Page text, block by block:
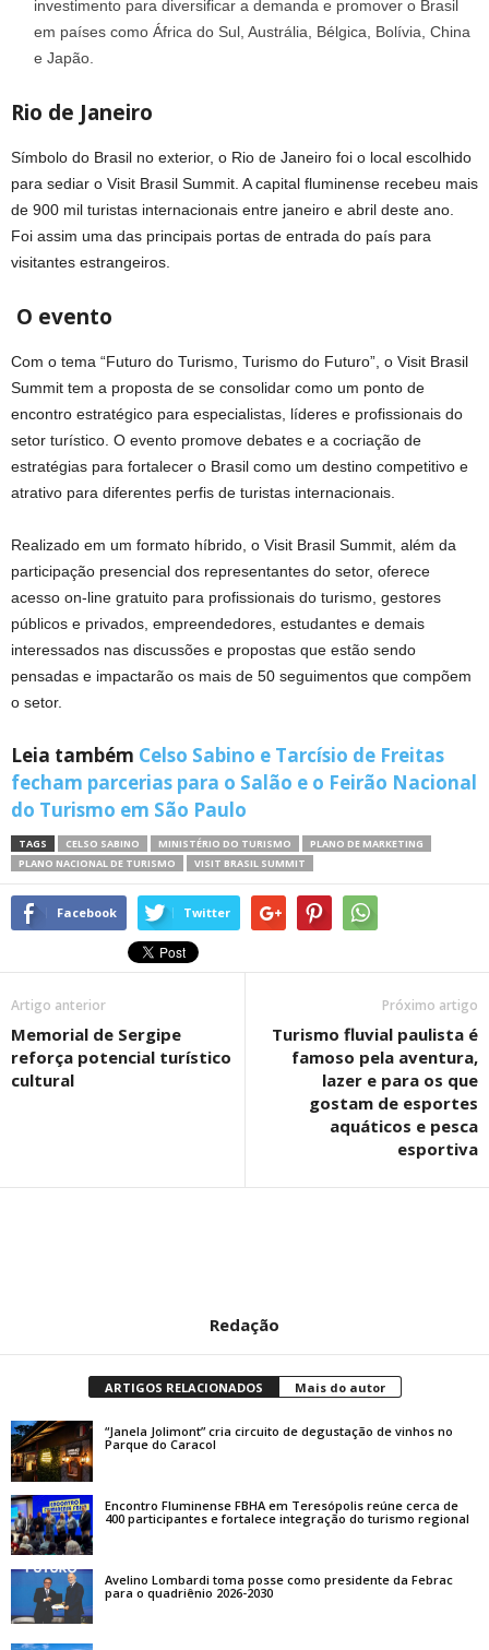
investimento para diversificar a demanda e promover o Brasil
em países como África do Sul, Austrália, Bélgica, Bolívia, China
e Japão.
Rio de Janeiro
Símbolo do Brasil no exterior, o Rio de Janeiro foi o local escolhido
para sediar o Visit Brasil Summit. A capital fluminense recebeu mais
de 900 mil turistas internacionais entre janeiro e abril deste ano.
Foi assim uma das principais portas de entrada do país para
visitantes estrangeiros.
O evento
Com o tema “Futuro do Turismo, Turismo do Futuro”, o Visit Brasil
Summit tem a proposta de se consolidar como um ponto de
encontro estratégico para especialistas, líderes e profissionais do
setor turístico. O evento promove debates e a cocriação de
estratégias para fortalecer o Brasil como um destino competitivo e
atrativo para diferentes perfis de turistas internacionais.
Realizado em um formato híbrido, o Visit Brasil Summit, além da
participação presencial dos representantes do setor, oferece
acesso on-line gratuito para profissionais do turismo, gestores
públicos e privados, empreendedores, estudantes e demais
interessados nas discussões e propostas que estão sendo
pensadas e impactarão os mais de 50 seguimentos que compõem
o setor.
Leia também Celso Sabino e Tarcísio de Freitas
fecham parcerias para o Salão e o Feirão Nacional
do Turismo em São Paulo
TAGS CELSO SABINO MINISTÉRIO DO TURISMO
PLANO DE MARKETING
PLANO NACIONAL DE TURISMO
VISIT BRASIL SUMMIT
Facebook Twitter
Artigo anterior
Memorial de Sergipe
reforça potencial turístico
cultural
Próximo artigo
Turismo fluvial paulista é
famoso pela aventura,
lazer e para os que
gostam de esportes
aquáticos e pesca
esportiva
Redação
ARTIGOS RELACIONADOS Mais do autor
“Janela Jolimont” cria circuito de degustação de vinhos no
Parque do Caracol
Encontro Fluminense FBHA em Teresópolis reúne cerca de
400 participantes e fortalece integração do turismo regional
Avelino Lombardi toma posse como presidente da Febrac
para o quadriênio 2026-2030